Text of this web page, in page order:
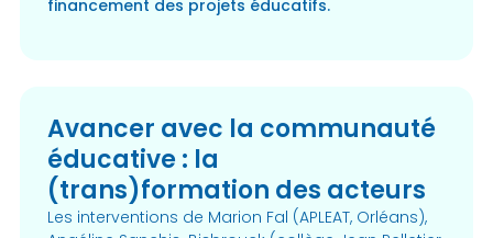
financement des projets éducatifs.
Avancer avec la communauté
éducative : la
(trans)formation des acteurs
Les interventions de Marion Fal (APLEAT, Orléans),